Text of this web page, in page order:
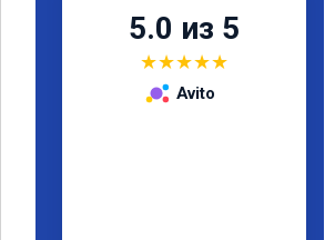
5.0 из 5
★★★★★
Avito